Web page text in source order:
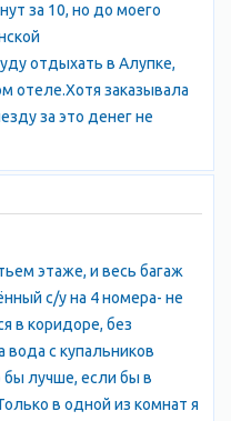
память об
Следы пребывания
до. н. э.) найдены на Ай-
Кош.
Крыму жили племена
и мифов. На южном
немало
с гробницами в
выситься в полутора
Кая близ Гаспры.
Крыма теряло
мысом Ай-Тодор
средневековья на
за 10, но до моего
отдыхать в Алупке,
отеле.Хотя заказывала
за это денег не
этаже, и весь багаж
с/у на 4 номера- не
в коридоре, без
вода с купальников
лучше, если бы в
в одной из комнат я